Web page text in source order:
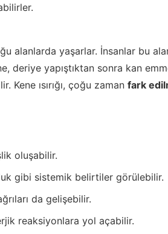
alanlarda yaşarlar. İnsanlar bu
deriye yapıştıktan sonra kan
ısırığı, çoğu zaman fark
oluşabilir.
gibi sistemik belirtiler görülebilir.
da gelişebilir.
reaksiyonlara yol açabilir.